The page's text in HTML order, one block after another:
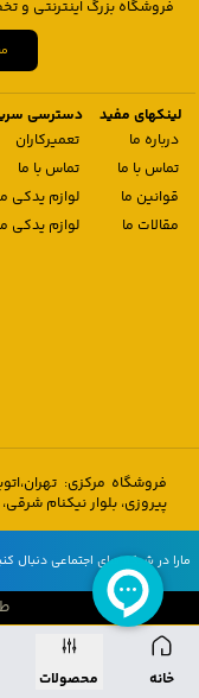
خانه محصولات
فروشگاه بزرگ اینترنتی و
لینکهای مفید
درباره ما
تماس با ما
قوانین ما
مقالات ما
دسترسی
تعمیرکاران
تماس با ما
لوازم یدکی
لوازم یدکی
فروشگاه مرکزی:
پیروزی، بلوار نیکنام شرقی، پلاک 8، فروشگاه
مارا در شبکه های اجتماعی دنبال